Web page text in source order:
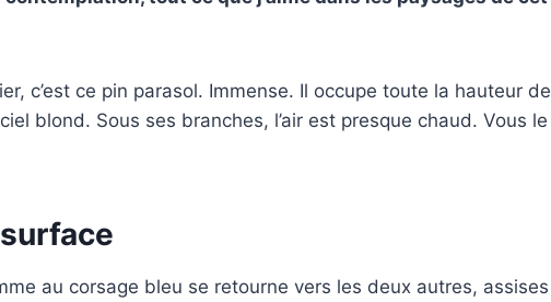
c’est ce pin parasol. Immense. Il occupe toute la hauteur de
blond. Sous ses branches, l’air est presque chaud. Vous le
au corsage bleu se retourne vers les deux autres, assises